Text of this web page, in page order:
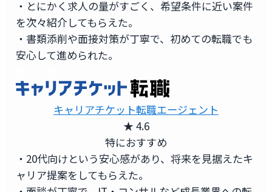
・とにかく求人の量がすごく、希望条件に近い案件
を次々紹介してもらえた。
・書類添削や面接対策が丁寧で、初めての転職でも
安心して進められた。
キャリアチケット転職エージェント
★ 4.6
特におすすめ
・20代向けという安心感があり、将来を見据えたキ
ャリア提案をしてもらえた。